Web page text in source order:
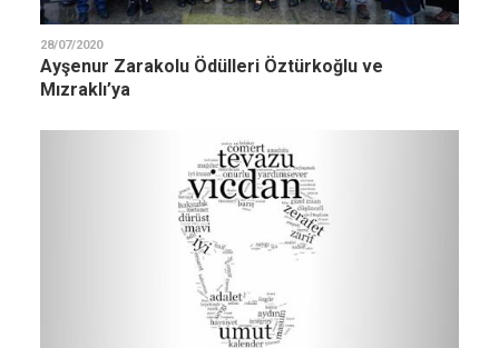
28/07/2020
Ayşenur Zarakolu Ödülleri Öztürkoğlu ve
Mızraklı’ya